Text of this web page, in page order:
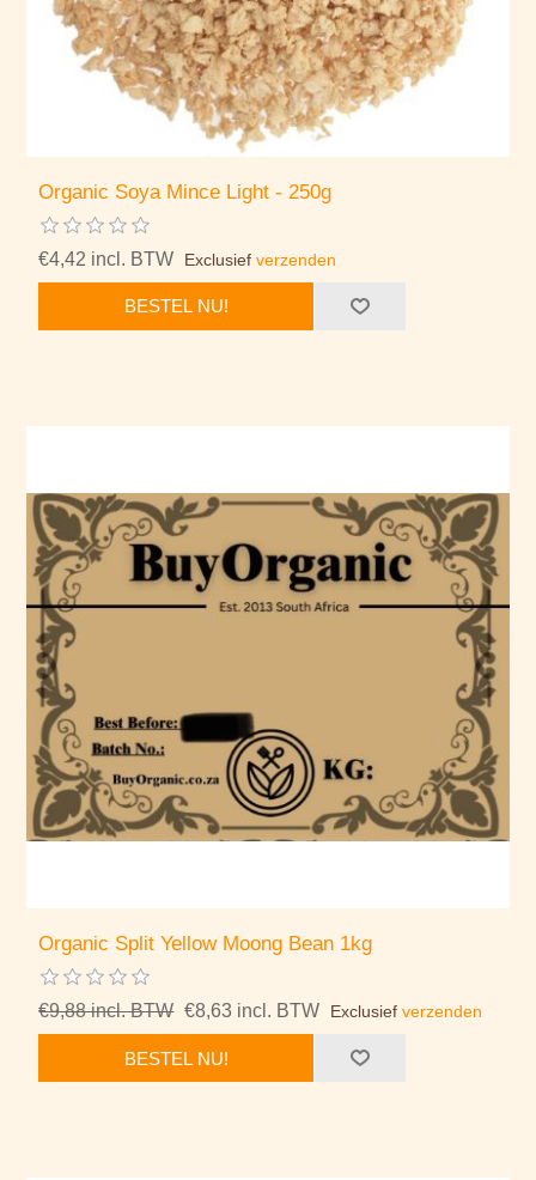
Organic Soya Mince Light - 250g
€4,42 incl. BTW Exclusiefverzenden
BESTEL NU!
Organic Split Yellow Moong Bean 1kg
€9,88 incl. BTW €8,63 incl. BTW Exclusiefverzenden
BESTEL NU!